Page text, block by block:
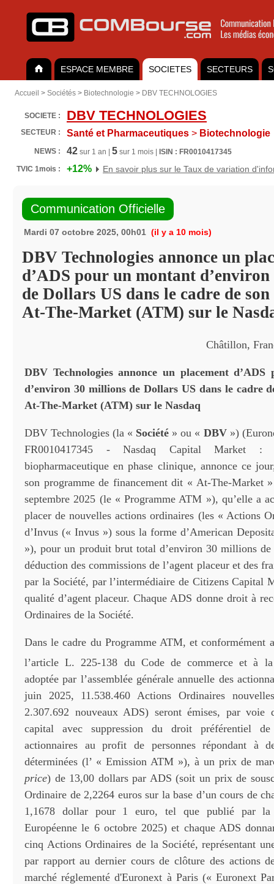
ESPACE MEMBRE SOCIETES SECTEURS
Accueil > Sociétés > Biotechnologie > DBV TECHNOLOGIES
SOCIETE : DBV TECHNOLOGIES
SECTEUR : Santé et Pharmaceutiques > Biotechnologie
NEWS : 42 sur 1 an | 5 sur 1 mois |
ISIN : FR0010417345
TVIC 1mois :
+12% En savoir plus sur le Taux de variation
Communication Officielle
Mardi 07 octobre 2025, 00h01 (il y a 10 mois)
DBV Technologies annonce un
d’ADS pour un montant
de Dollars US dans le cadre de
At-The-Market (ATM) sur le
Châtillon,
DBV Technologies annonce un placement
d’environ 30 millions de Dollars US dans le cadre
At-The-Market (ATM) sur le Nasdaq
DBV Technologies (la « Société » ou « DBV»)
FR0010417345 - Nasdaq Capital Market :
biopharmaceutique en phase clinique, annonce ce
son programme de financement dit « At-The-Market
septembre 2025 (le « Programme ATM »), qu’elle a
placer de nouvelles actions ordinaires (les « Actions
d’Invus (« Invus ») sous la forme d’American
»), pour un produit brut total d’environ 30 millions
déduction des commissions de l’agent placeur et des
par la Société, par l’intermédiaire de Citizens Capital
qualité d’agent placeur. Chaque ADS donne droit à
Ordinaires de la Société.
Dans le cadre du Programme ATM, et conformément
l’article L. 225-138 du Code de commerce et à
adoptée par l’assemblée générale annuelle des
juin 2025, 11.538.460 Actions Ordinaires
2.307.692 nouveaux ADS) seront émises, par voie
capital avec suppression du droit préférentiel de
actionnaires au profit de personnes répondant à
déterminées (l’ « Emission ATM »), à un prix de
price) de 13,00 dollars par ADS (soit un prix de
Ordinaire de 2,2264 euros sur la base d’un cours de
1,1678 dollar pour 1 euro, tel que publié par la
Européenne le 6 octobre 2025) et chaque ADS
cinq Actions Ordinaires de la Société, représentant
par rapport au dernier cours de clôture des actions
marché réglementé d'Euronext à Paris (« Euronext